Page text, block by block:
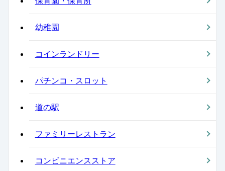
幼稚園
コインランドリー
パチンコ・スロット
道の駅
ファミリーレストラン
コンビニエンスストア